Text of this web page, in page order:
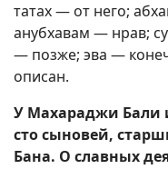
татах — от него;
анубхавам — нрав;
— позже; эва —
описан.
У Махараджи Бали
сто сыновей,
Бана. О славных